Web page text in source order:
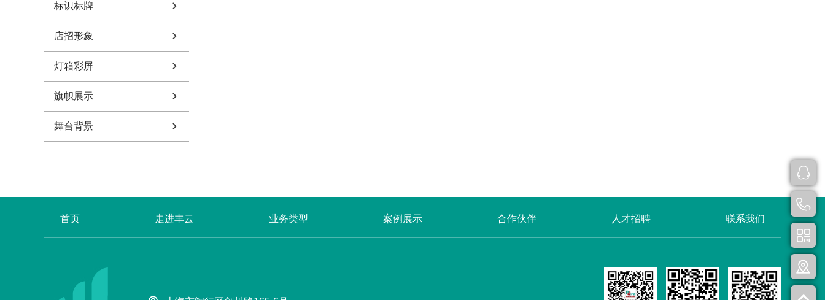
标识标牌
店招形象
灯箱彩屏
旗帜展示
舞台背景
首页 走进丰云 业务类型 案例展示 合作伙伴 人才招聘 联系我们